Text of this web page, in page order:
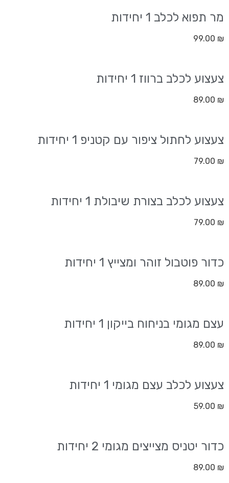
מר תפוא לכלב 1 יחידות
99.00 ₪
צעצוע לכלב ברווז 1 יחידות
89.00 ₪
צעצוע לחתול ציפור עם קטניפ 1 יחידות
79.00 ₪
צעצוע לכלב בצורת שיבולת 1 יחידות
79.00 ₪
כדור פוטבול זוהר ומצייץ 1 יחידות
89.00 ₪
עצם מגומי בניחוח בייקון 1 יחידות
89.00 ₪
צעצוע לכלב עצם מגומי 1 יחידות
59.00 ₪
כדור יטניס מצייצים מגומי 2 יחידות
89.00 ₪